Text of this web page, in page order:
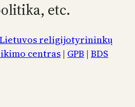
etc.
Lietuvos religijotyrininkų
centras | GPB | BDS